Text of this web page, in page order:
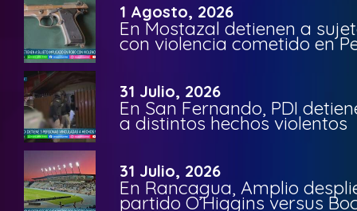
1 Agosto, 2026
En Mostazal detienen a
con violencia cometido en
31 Julio, 2026
En San Fernando, PDI
a distintos hechos violentos
31 Julio, 2026
En Rancagua, Amplio
partido O’Higgins versus